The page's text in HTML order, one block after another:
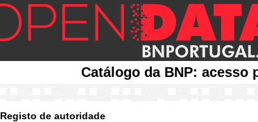
Catálogo da BNP:
Registo de autoridade